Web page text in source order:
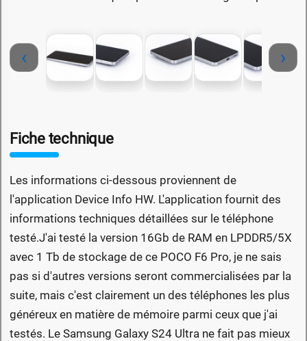
‹ ›
Fiche technique
Les informations ci-dessous proviennent de
l'application Device Info HW. L'application fournit des
informations techniques détaillées sur le téléphone
testé.J'ai testé la version 16Gb de RAM en LPDDR5/5X
avec 1 Tb de stockage de ce POCO F6 Pro, je ne sais
pas si d'autres versions seront commercialisées par la
suite, mais c'est clairement un des téléphones les plus
généreux en matière de mémoire parmi ceux que j'ai
testés. Le Samsung Galaxy S24 Ultra ne fait pas mieux